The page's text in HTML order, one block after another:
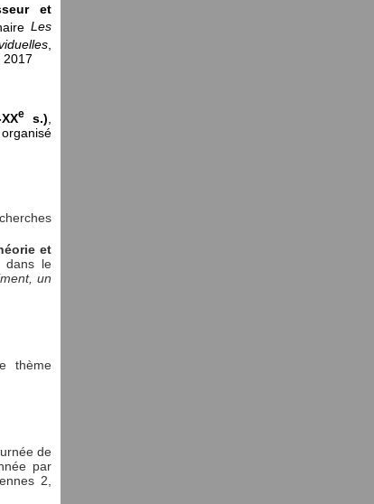
et
Les
2017
es.)
et
dans le
un
thème
de
par
2,